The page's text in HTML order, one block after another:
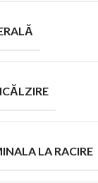
LA RACIRE